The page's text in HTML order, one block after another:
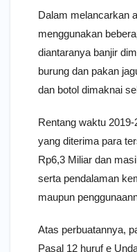
Dalam melancarkan
menggunakan
diantaranya banjir
burung dan pakan
dan botol dimaknai
Rentang waktu
yang diterima para
Rp6,3 Miliar dan
serta pendalaman
maupun
Atas perbuatannya,
Pasal 12 huruf e